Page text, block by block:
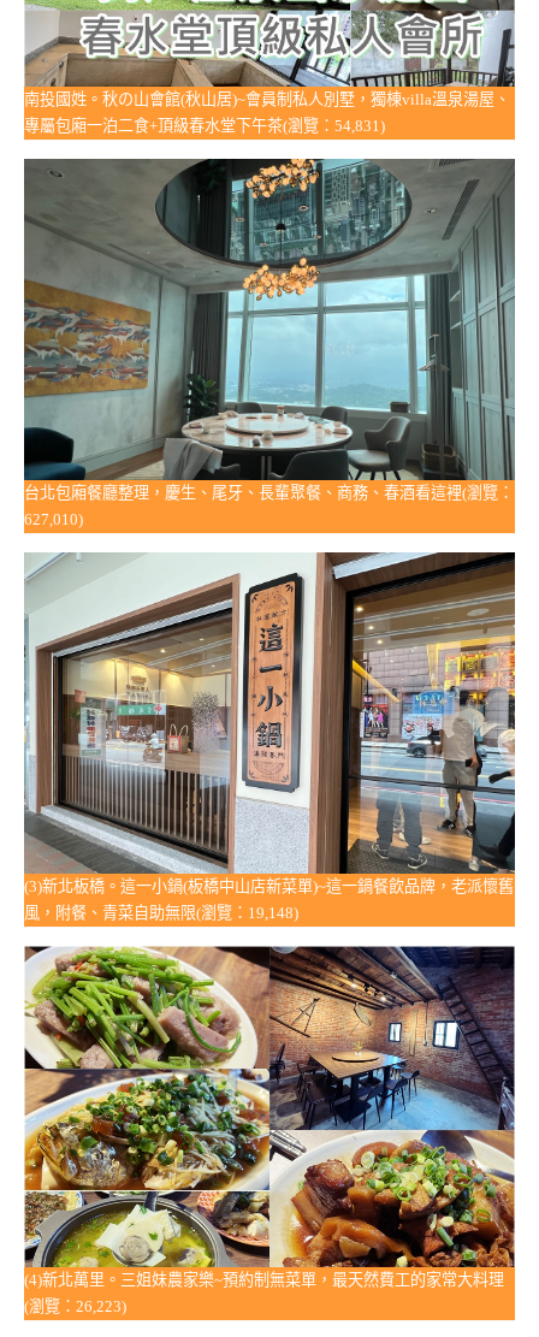
南投國姓。秋の山會館(秋山居)~會員制私人別墅，獨棟villa溫泉湯屋、
專屬包廂一泊二食+頂級春水堂下午茶(瀏覽：54,831)
台北包廂餐廳整理，慶生、尾牙、長輩聚餐、商務、春酒看這裡(瀏覽：
627,010)
(3)新北板橋。這一小鍋(板橋中山店新菜單)~這一鍋餐飲品牌，老派懷舊
風，附餐、青菜自助無限(瀏覽：19,148)
(4)新北萬里。三姐妹農家樂~預約制無菜單，最天然費工的家常大料理
(瀏覽：26,223)